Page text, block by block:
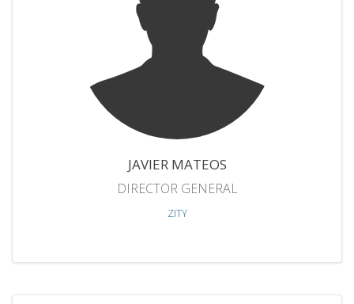
JAVIER MATEOS
DIRECTOR GENERAL
ZITY